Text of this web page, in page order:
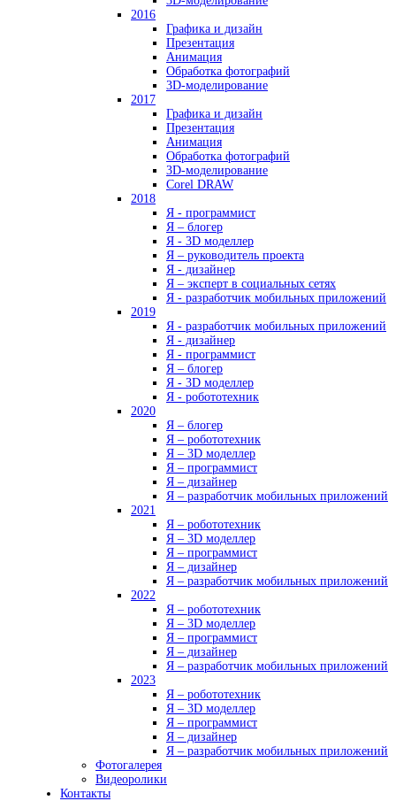
2016
Графика и дизайн
Презентация
Анимация
Обработка фотографий
3D-моделирование
2017
Графика и дизайн
Презентация
Анимация
Обработка фотографий
3D-моделирование
Corel DRAW
2018
Я - программист
Я – блогер
Я - 3D моделлер
Я – руководитель проекта
Я - дизайнер
Я – эксперт в социальных сетях
Я - разработчик мобильных приложений
2019
Я - разработчик мобильных приложений
Я - дизайнер
Я - программист
Я – блогер
Я - 3D моделлер
Я - робототехник
2020
Я – блогер
Я – робототехник
Я – 3D моделлер
Я – программист
Я – дизайнер
Я – разработчик мобильных приложений
2021
Я – робототехник
Я – 3D моделлер
Я – программист
Я – дизайнер
Я – разработчик мобильных приложений
2022
Я – робототехник
Я – 3D моделлер
Я – программист
Я – дизайнер
Я – разработчик мобильных приложений
2023
Я – робототехник
Я – 3D моделлер
Я – программист
Я – дизайнер
Я – разработчик мобильных приложений
Фотогалерея
Видеоролики
Контакты